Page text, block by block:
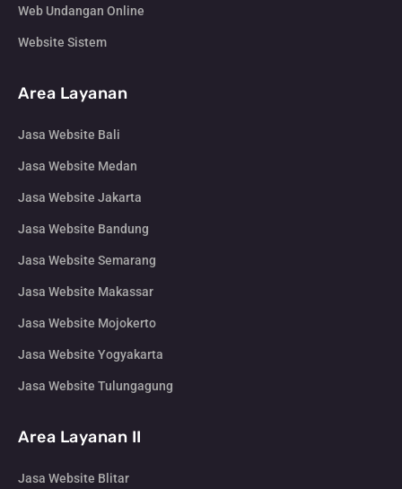
Web Undangan Online
Website Sistem
Area Layanan
Jasa Website Bali
Jasa Website Medan
Jasa Website Jakarta
Jasa Website Bandung
Jasa Website Semarang
Jasa Website Makassar
Jasa Website Mojokerto
Jasa Website Yogyakarta
Jasa Website Tulungagung
Area Layanan II
Jasa Website Blitar